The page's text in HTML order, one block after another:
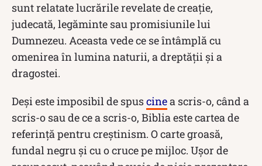
sunt relatate lucrările revelate de creație,
judecată, legăminte sau promisiunile lui
Dumnezeu. Aceasta vede ce se întâmplă cu
omenirea în lumina naturii, a dreptății și a
dragostei.
Deși este imposibil de spuscinea scris-o, când a
scris-o sau de ce a scris-o, Biblia este cartea de
referință pentru creștinism. O carte groasă,
fundal negru și cu o cruce pe mijloc. Ușor de